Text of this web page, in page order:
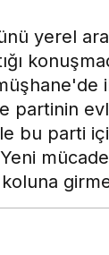
yerel
partinin
bu parti